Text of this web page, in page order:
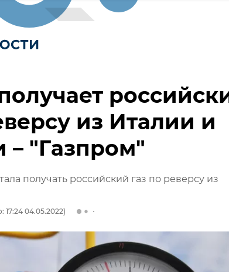
из Италии и
"Газпром"
получать российский газ по реверсу из
17:24 04.05.2022)